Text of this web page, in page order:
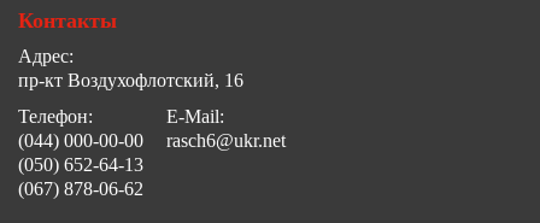
Контакты
Адрес:
пр-кт Воздухофлотский, 16
Телефон:
(044) 000-00-00
(050) 652-64-13
(067) 878-06-62
E-Mail:
rasch6@ukr.net